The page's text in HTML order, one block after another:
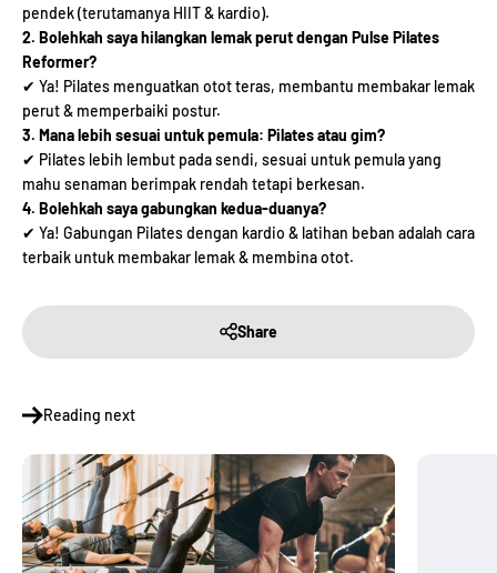
pendek (terutamanya HIIT & kardio).
2. Bolehkah saya hilangkan lemak perut dengan Pulse Pilates
Reformer?
✔ Ya! Pilates menguatkan otot teras, membantu membakar lemak
perut & memperbaiki postur.
3. Mana lebih sesuai untuk pemula: Pilates atau gim?
✔ Pilates lebih lembut pada sendi, sesuai untuk pemula yang
mahu senaman berimpak rendah tetapi berkesan.
4. Bolehkah saya gabungkan kedua-duanya?
✔ Ya! Gabungan Pilates dengan kardio & latihan beban adalah cara
terbaik untuk membakar lemak & membina otot.
Share
Reading next